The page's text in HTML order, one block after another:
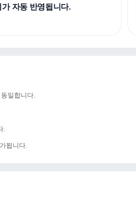
자동 반영됩니다.
일합니다.
.
됩니다.